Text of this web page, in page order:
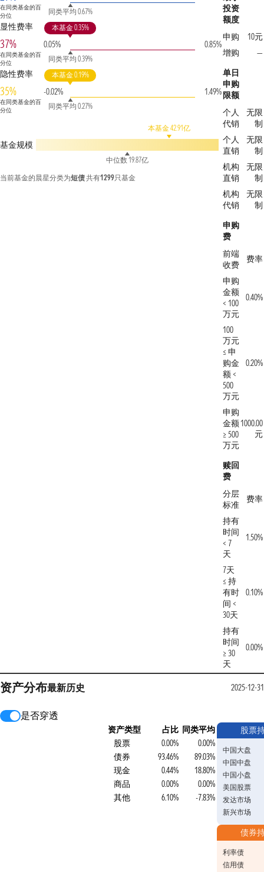
在同类基金的百
分位
同类平均 0.67%
显性费率
37%
在同类基金的百
分位
0.05%
本基金 0.35%
同类平均 0.39%
0.85%
隐性费率
35%
在同类基金的百
分位
-0.02%
本基金 0.19%
同类平均 0.27%
1.49%
基金规模
本基金 42.91亿
中位数 19.87亿
当前基金的晨星分类为短债共有1299只基金
投资
额度
申购
10元
增购
—
单日
申购
限额
个人
代销
无限
制
个人
直销
无限
制
机构
直销
无限
制
机构
代销
无限
制
申购
费
前端
收费
费率
申购
金额
< 100
万元
0.40%
100
万元
≤ 申
购金
额 <
500
万元
0.20%
申购
金额
≥ 500
万元
1000.00
元
赎回
费
分层
标准
费率
持有
时间
< 7
天
1.50%
7天
≤ 持
有时
间 <
30天
0.10%
持有
时间
≥ 30
天
0.00%
资产分布最新历史 2025-12-31
是否穿透
资产类型 占比 同类平均
股票
0.00%
0.00%
债券
93.46%
89.03%
现金
0.44%
18.80%
商品
0.00%
0.00%
其他
6.10% -7.83%
股票
中国大盘
中国中盘
中国小盘
美国股票
发达市场
新兴市场
债券
利率债
信用债